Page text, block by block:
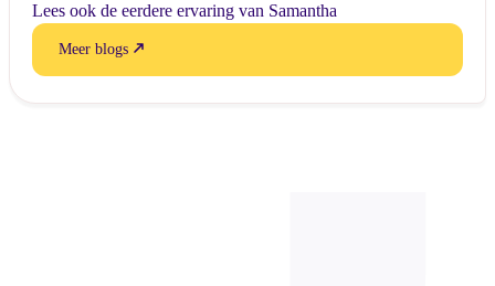
Lees ook de eerdere ervaring van Samantha
Meer blogs